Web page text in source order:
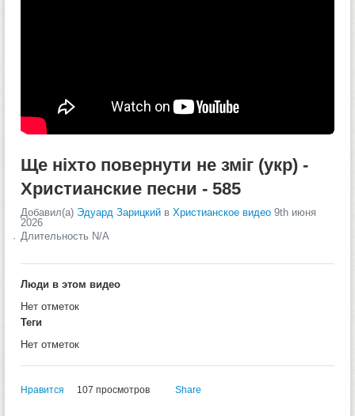
Ще ніхто повернути не зміг (укр) -
Христианские песни - 585
Добавил(а) Эдуард Зарицкий в Христианское видео 9th июня
2026
Длительность N/A
Люди в этом видео
Нет отметок
Теги
Нет отметок
Нравится 107 просмотров Share